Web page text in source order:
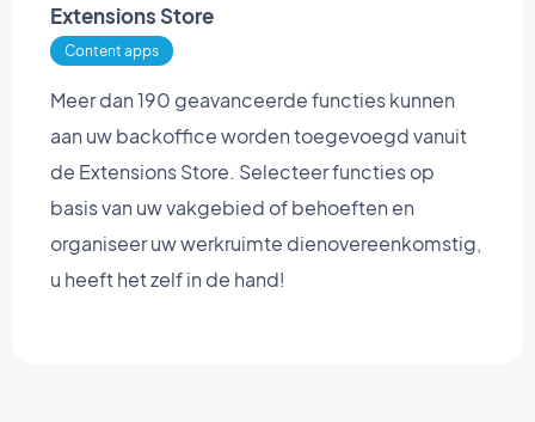
Extensions Store
Content apps
Meer dan 190 geavanceerde functies kunnen
aan uw backoffice worden toegevoegd vanuit
de Extensions Store. Selecteer functies op
basis van uw vakgebied of behoeften en
organiseer uw werkruimte dienovereenkomstig,
u heeft het zelf in de hand!